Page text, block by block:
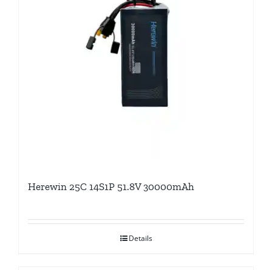
Herewin 25C 14S1P 51.8V 30000mAh
Details